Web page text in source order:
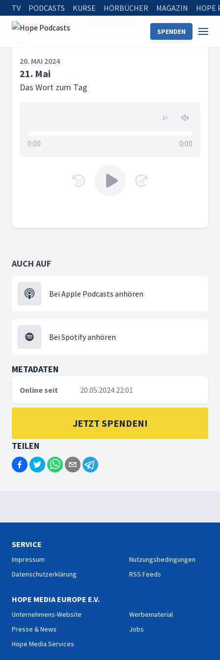
TV PODCASTS KURSE HÖRBÜCHER MAGAZIN HOPE
SPENDEN
Startseite 21. Mai
20. MAI 2024
21. Mai
Das Wort zum Tag
1×
0:00 0:00
15 30
AUCH AUF
Bei Apple Podcasts anhören
Bei Spotify anhören
METADATEN
Online seit 20.05.2024 22:01
JETZT SPENDEN!
TEILEN
SERVICE
Impressum
Datenschutzerklärung
Nutzungsbedingungen
RSS Feeds
HOPE MEDIA EUROPE E.V.
Unternehmens-Website
Presse & News
Hope Media Services
Werbematerial
Jobs